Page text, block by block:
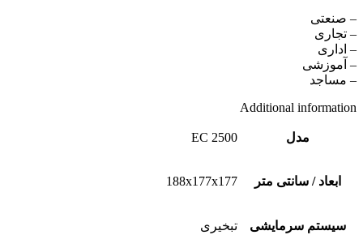
– صنعتی
– تجاری
– اداری
– آموزشی
– مساجد
Additional information
مدل EC 2500
ابعاد / سانتی متر 188x177x177
سیستم سرمایشی تبخیری